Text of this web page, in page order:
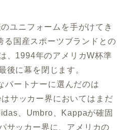
ユニフォームを手がけてき
る国産スポーツブランドとの
、1994年のアメリカW杯準
後に幕を閉じます。
パートナーに選んだのは
サッカー界においてはまだ
、Umbro、Kappaが確固
サッカー界に、アメリカの